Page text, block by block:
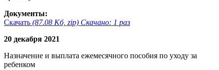
Документы:
Скачать (87.08 Кб, zip) Скачано: 1 раз
20 декабря 2021
Назначение и выплата ежемесячного пособия по уходу за
ребенком